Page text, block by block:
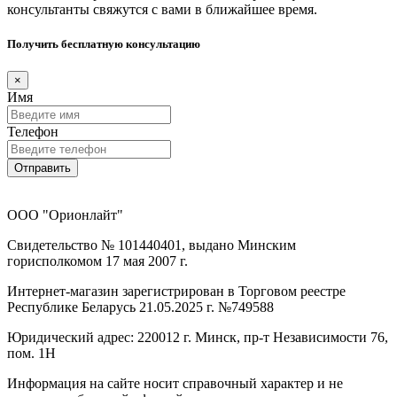
консультанты свяжутся с вами в ближайшее время.
Получить бесплатную консультацию
×
Имя
Телефон
Отправить
ООО "Орионлайт"
Свидетельство № 101440401, выдано Минским
горисполкомом 17 мая 2007 г.
Интернет-магазин зарегистрирован в Торговом реестре
Республике Беларусь 21.05.2025 г. №749588
Юридический адрес: 220012 г. Минск, пр-т Независимости 76,
пом. 1Н
Информация на сайте носит справочный характер и не